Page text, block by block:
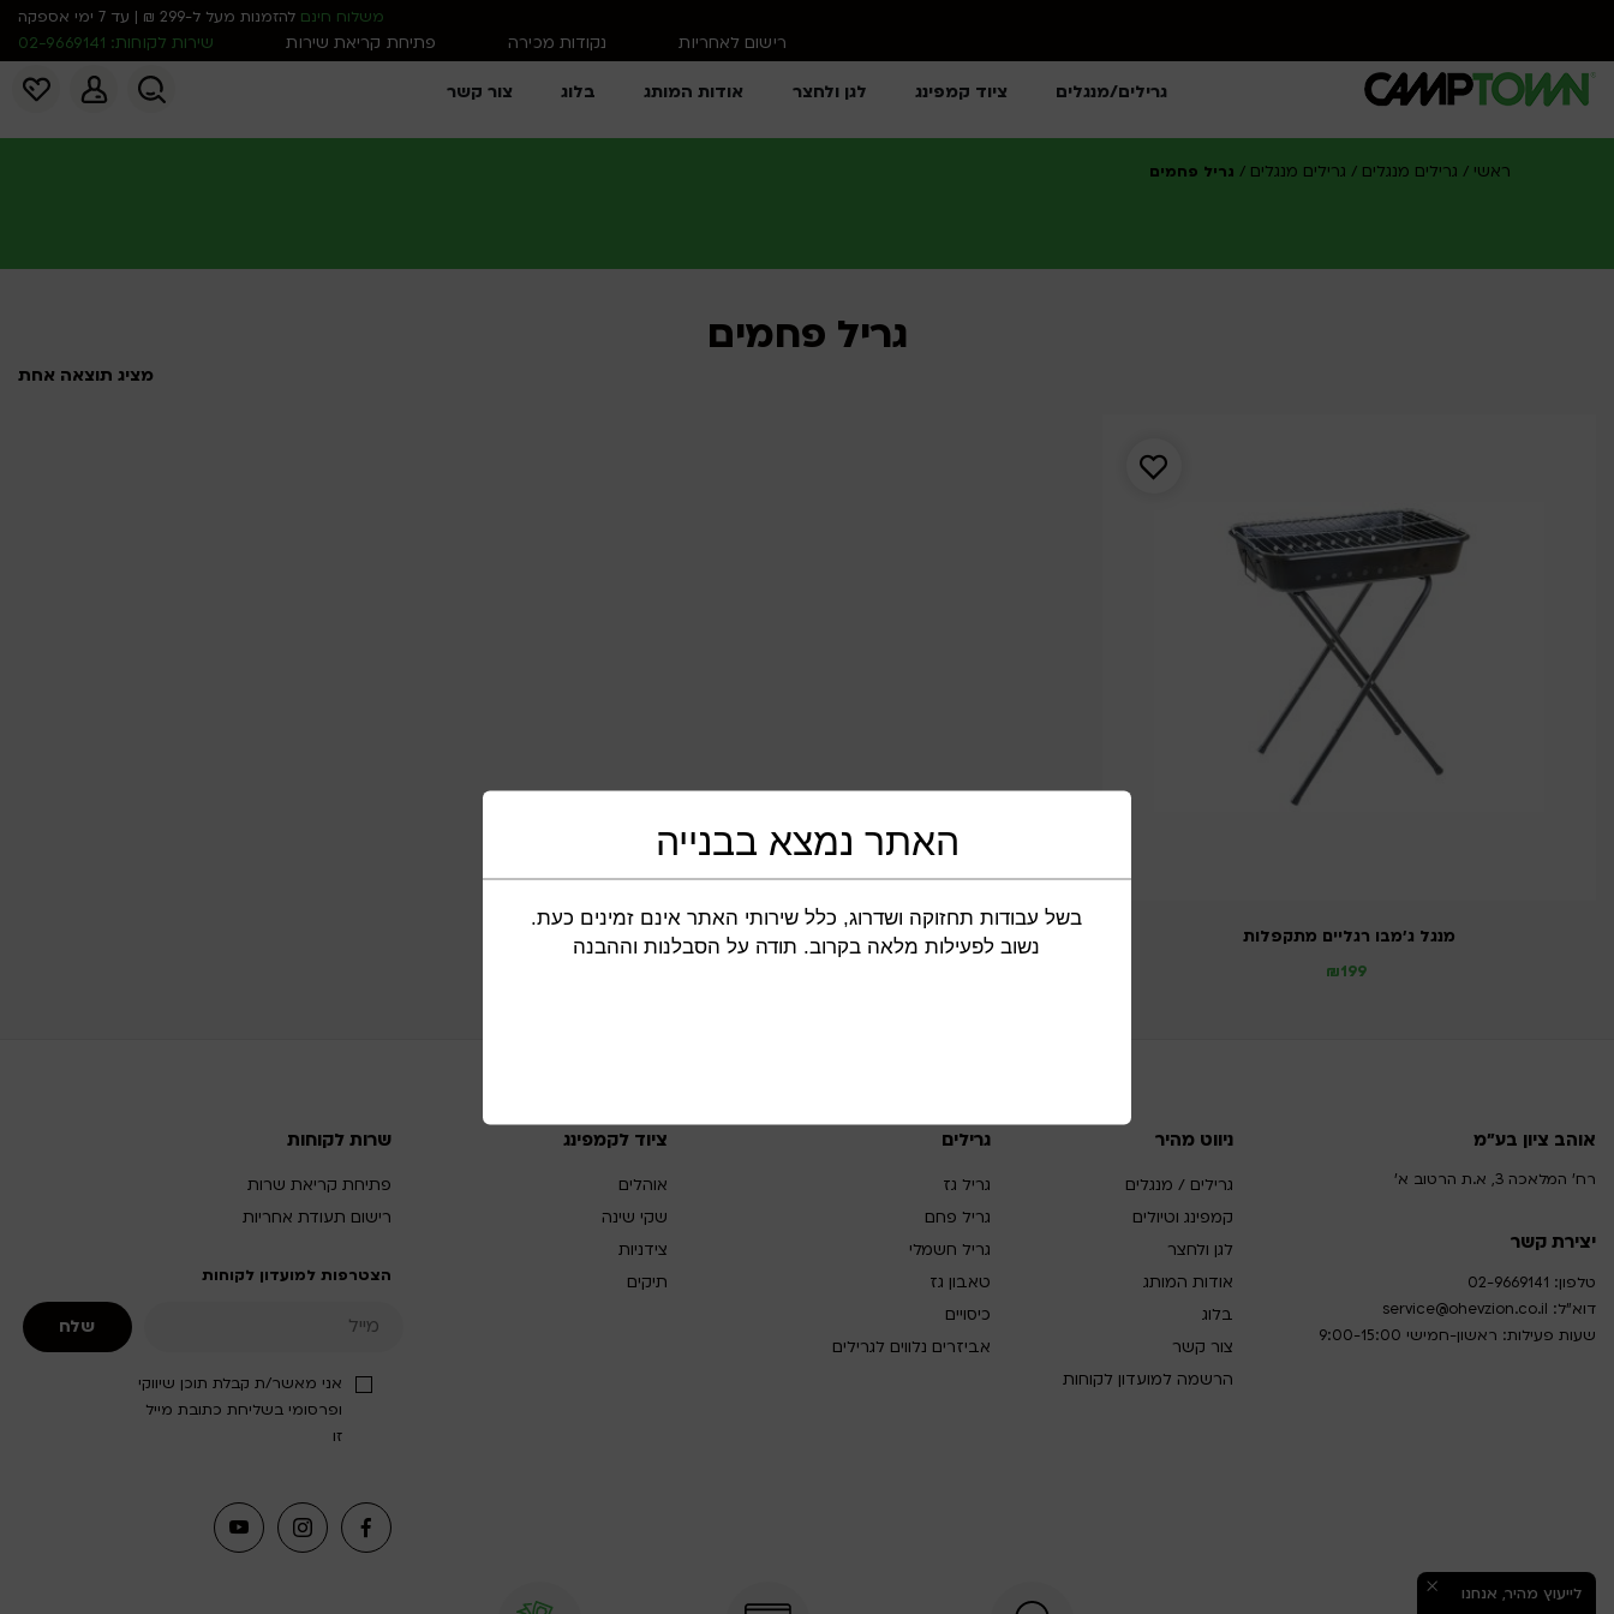
גרילים/מנגלים ציוד קמפינג לגן ולחצר אודות המותג בלוג צור קשר
משלוח חינם להזמנות מעל ל-299 ₪ | עד 7 ימי אספקה
רישום לאחריות נקודות מכירה פתיחת קריאת שירות שירות לקוחות: 02-9669141
ראשי / גרילים מנגלים / גרילים מנגלים / גריל פחמים
גריל פחמים
מציג תוצאה אחת
מנגל ג’מבו רגליים מתקפלות
199
₪
אוהב ציון בע"מ
רח' המלאכה 3, א.ת הרטוב א'
יצירת קשר
טלפון: 02-9669141
דוא”ל: service@ohevzion.co.il
שעות פעילות: ראשון-חמישי 9:00-15:00
ניווט מהיר
גרילים / מנגלים
קמפינג וטיולים
לגן ולחצר
אודות המותג
בלוג
צור קשר
הרשמה למועדון לקוחות
גרילים
גריל גז
גריל פחם
גריל חשמלי
טאבון גז
כיסויים
אביזרים נלווים לגרילים
ציוד לקמפינג
אוהלים
שקי שינה
צידניות
תיקים
שרות לקוחות
פתיחת קריאת שרות
רישום תעודת אחריות
הצטרפות למועדון לקוחות
אני מאשר/ת קבלת תוכן שיווקי
ופרסומי בשליחת כתובת מייל
זו
לייעוץ מהיר, אנחנו
האתר נמצא בבנייה
בשל עבודות תחזוקה ושדרוג, כלל שירותי האתר אינם זמינים כעת.
נשוב לפעילות מלאה בקרוב. תודה על הסבלנות וההבנה